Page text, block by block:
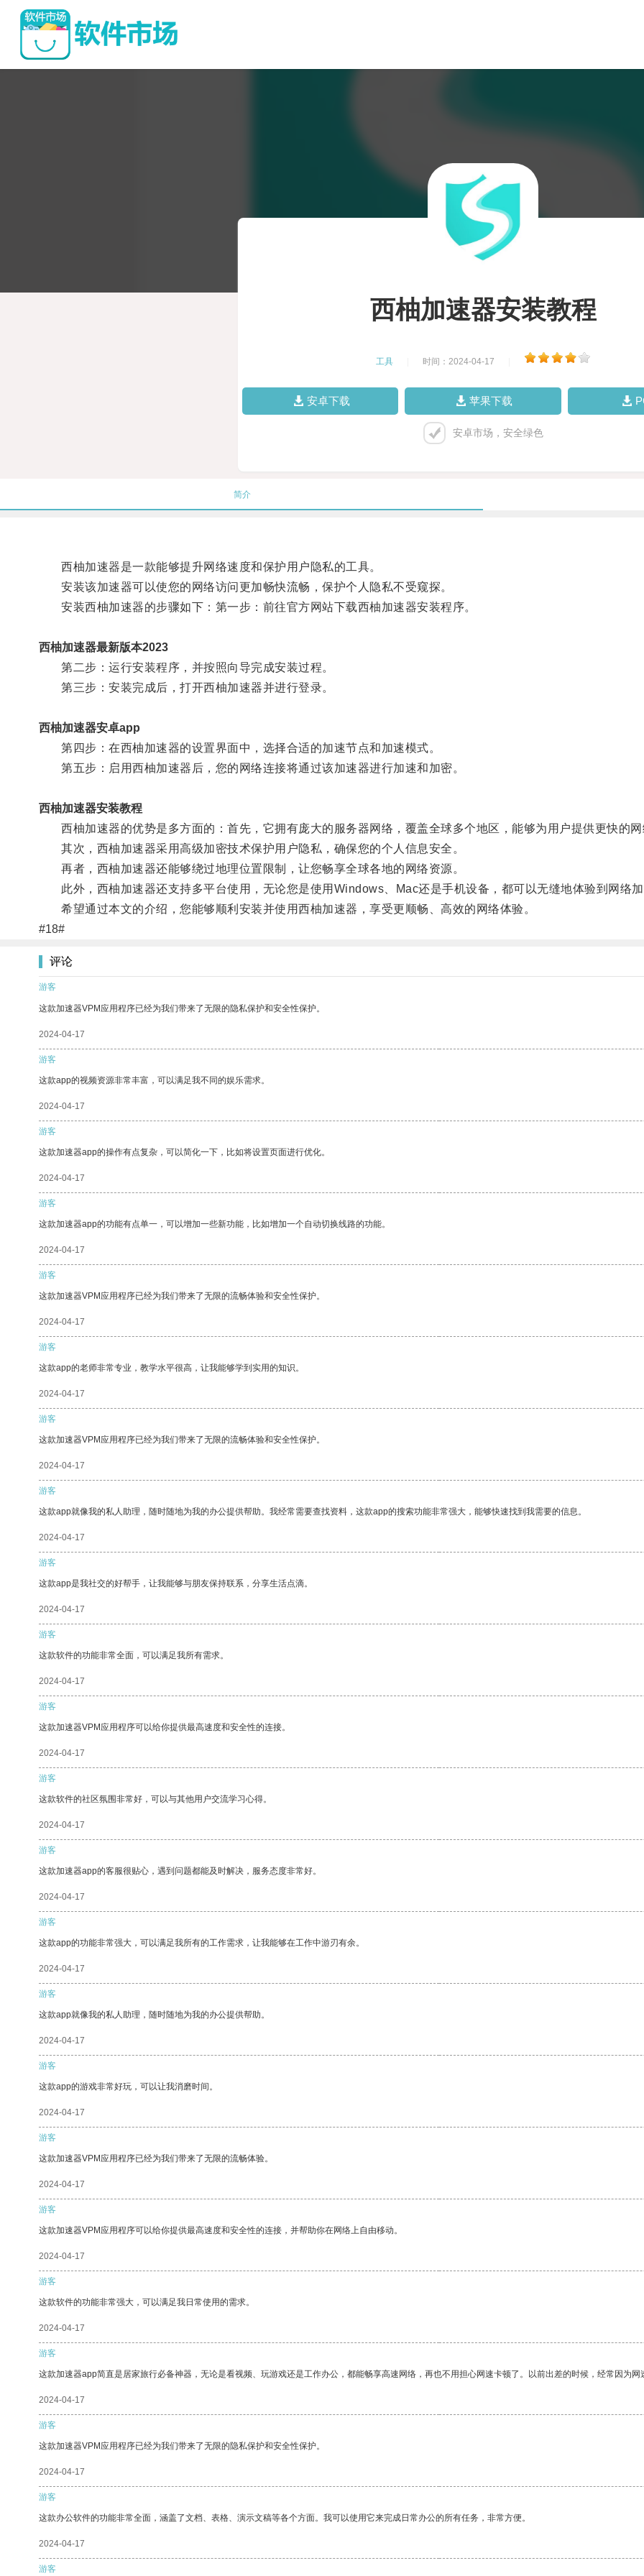
西柚加速器安装教程
工具 时间：2024-04-17
安卓下载 苹果下载
安卓市场，安全绿色
简介
西柚加速器是一款能够提升网络速度和保护用户隐私的工具。
安装该加速器可以使您的网络访问更加畅快流畅，保护个人隐私不受窥探。
安装西柚加速器的步骤如下：第一步：前往官方网站下载西柚加速器安装程序。
西柚加速器最新版本2023
第二步：运行安装程序，并按照向导完成安装过程。
第三步：安装完成后，打开西柚加速器并进行登录。
西柚加速器安卓app
第四步：在西柚加速器的设置界面中，选择合适的加速节点和加速模式。
第五步：启用西柚加速器后，您的网络连接将通过该加速器进行加速和加密。
西柚加速器安装教程
西柚加速器的优势是多方面的：首先，它拥有庞大的服务器网络，覆盖全球多个地区，能够为用户提供更快的网
其次，西柚加速器采用高级加密技术保护用户隐私，确保您的个人信息安全。
再者，西柚加速器还能够绕过地理位置限制，让您畅享全球各地的网络资源。
此外，西柚加速器还支持多平台使用，无论您是使用Windows、Mac还是手机设备，都可以无缝地体验到网络加
希望通过本文的介绍，您能够顺利安装并使用西柚加速器，享受更顺畅、高效的网络体验。
#18#
评论
游客
这款加速器VPM应用程序已经为我们带来了无限的隐私保护和安全性保护。
2024-04-17
游客
这款app的视频资源非常丰富，可以满足我不同的娱乐需求。
2024-04-17
游客
这款加速器app的操作有点复杂，可以简化一下，比如将设置页面进行优化。
2024-04-17
游客
这款加速器app的功能有点单一，可以增加一些新功能，比如增加一个自动切换线路的功能。
2024-04-17
游客
这款加速器VPM应用程序已经为我们带来了无限的流畅体验和安全性保护。
2024-04-17
游客
这款app的老师非常专业，教学水平很高，让我能够学到实用的知识。
2024-04-17
游客
这款加速器VPM应用程序已经为我们带来了无限的流畅体验和安全性保护。
2024-04-17
游客
这款app就像我的私人助理，随时随地为我的办公提供帮助。我经常需要查找资料，这款app的搜索功能非常强大，能够快速找到我需要的信息。
2024-04-17
游客
这款app是我社交的好帮手，让我能够与朋友保持联系，分享生活点滴。
2024-04-17
游客
这款软件的功能非常全面，可以满足我所有需求。
2024-04-17
游客
这款加速器VPM应用程序可以给你提供最高速度和安全性的连接。
2024-04-17
游客
这款软件的社区氛围非常好，可以与其他用户交流学习心得。
2024-04-17
游客
这款加速器app的客服很贴心，遇到问题都能及时解决，服务态度非常好。
2024-04-17
游客
这款app的功能非常强大，可以满足我所有的工作需求，让我能够在工作中游刃有余。
2024-04-17
游客
这款app就像我的私人助理，随时随地为我的办公提供帮助。
2024-04-17
游客
这款app的游戏非常好玩，可以让我消磨时间。
2024-04-17
游客
这款加速器VPM应用程序已经为我们带来了无限的流畅体验。
2024-04-17
游客
这款加速器VPM应用程序可以给你提供最高速度和安全性的连接，并帮助你在网络上自由移动。
2024-04-17
游客
这款软件的功能非常强大，可以满足我日常使用的需求。
2024-04-17
游客
这款加速器app简直是居家旅行必备神器，无论是看视频、玩游戏还是工作办公，都能畅享高速网络，再也不用担心网速卡顿了。以前出差的时候，经常因为
2024-04-17
游客
这款加速器VPM应用程序已经为我们带来了无限的隐私保护和安全性保护。
2024-04-17
游客
这款办公软件的功能非常全面，涵盖了文档、表格、演示文稿等各个方面。我可以使用它来完成日常办公的所有任务，非常方便。
2024-04-17
游客